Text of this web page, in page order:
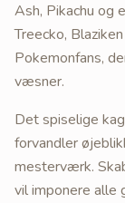
Ash, Pikachu og
Treecko,
Pokemonfans,
væsner.
Det spiselige
forvandler
mesterværk.
vil imponere